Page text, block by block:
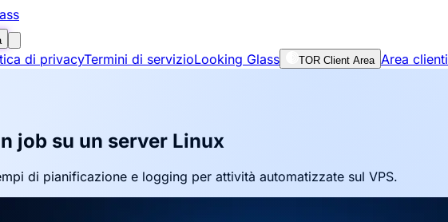
di privacyTermini di servizioLooking Glass TOR Client Area Area clienti
job su un server Linux
di pianificazione e logging per attività automatizzate sul VPS.